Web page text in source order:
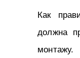
Как
должна